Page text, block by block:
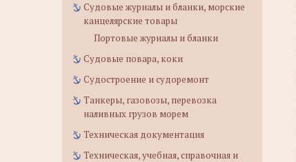
Судовые журналы и бланки, морские
канцелярские товары
Портовые журналы и бланки
Судовые повара, коки
Судостроение и судоремонт
Танкеры, газовозы, перевозка
наливных грузов морем
Техническая документация
Техническая, учебная, справочная и